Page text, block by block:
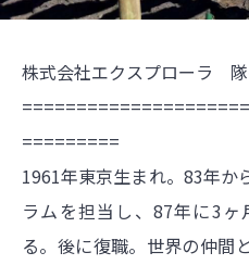
株式会社エクスプローラ
=========
1961年東京生まれ。83年か
ラムを担当し、87年に3
る。後に復職。世界の仲間